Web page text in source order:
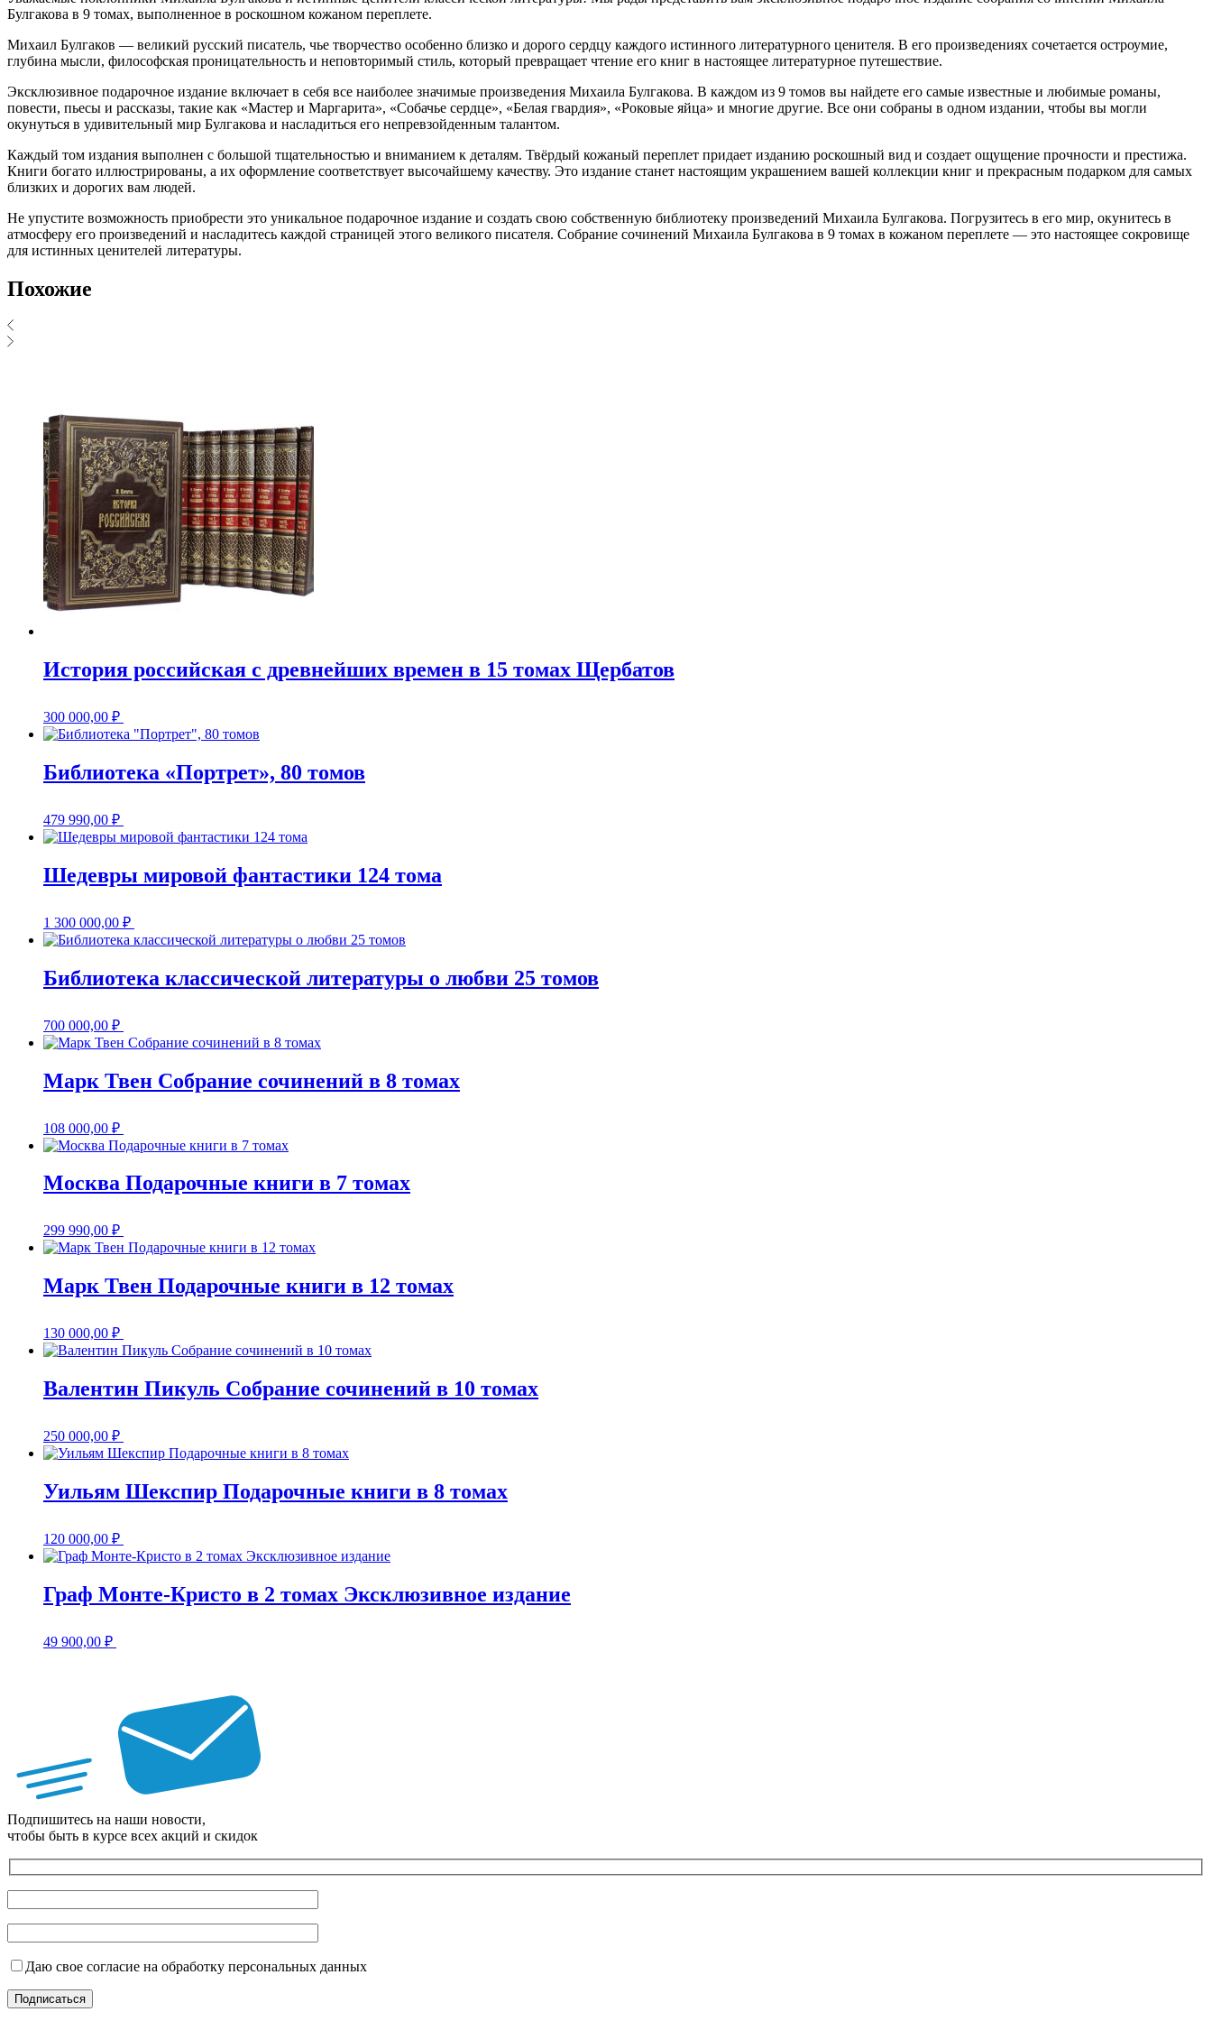
Булгакова в 9 томах, выполненное в роскошном кожаном переплете.
Михаил Булгаков — великий русский писатель, чье творчество особенно близко и дорого сердцу каждого истинного литературного ценителя. В его произведениях сочетается остроумие,
глубина мысли, философская проницательность и неповторимый стиль, который превращает чтение его книг в настоящее литературное путешествие.
Эксклюзивное подарочное издание включает в себя все наиболее значимые произведения Михаила Булгакова. В каждом из 9 томов вы найдете его самые известные и любимые романы,
повести, пьесы и рассказы, такие как «Мастер и Маргарита», «Собачье сердце», «Белая гвардия», «Роковые яйца» и многие другие. Все они собраны в одном издании, чтобы вы могли
окунуться в удивительный мир Булгакова и насладиться его непревзойденным талантом.
Каждый том издания выполнен с большой тщательностью и вниманием к деталям. Твёрдый кожаный переплет придает изданию роскошный вид и создает ощущение прочности и престижа.
Книги богато иллюстрированы, а их оформление соответствует высочайшему качеству. Это издание станет настоящим украшением вашей коллекции книг и прекрасным подарком для самых
близких и дорогих вам людей.
Не упустите возможность приобрести это уникальное подарочное издание и создать свою собственную библиотеку произведений Михаила Булгакова. Погрузитесь в его мир, окунитесь в
атмосферу его произведений и насладитесь каждой страницей этого великого писателя. Собрание сочинений Михаила Булгакова в 9 томах в кожаном переплете — это настоящее сокровище
для истинных ценителей литературы.
Похожие
История российская с древнейших времен в 15 томах Щербатов
300 000,00 ₽
Библиотека «Портрет», 80 томов
479 990,00 ₽
Шедевры мировой фантастики 124 тома
1 300 000,00 ₽
Библиотека классической литературы о любви 25 томов
700 000,00 ₽
Марк Твен Собрание сочинений в 8 томах
108 000,00 ₽
Москва Подарочные книги в 7 томах
299 990,00 ₽
Марк Твен Подарочные книги в 12 томах
130 000,00 ₽
Валентин Пикуль Собрание сочинений в 10 томах
250 000,00 ₽
Уильям Шекспир Подарочные книги в 8 томах
120 000,00 ₽
Граф Монте-Кристо в 2 томах Эксклюзивное издание
49 900,00 ₽
Подпишитесь на наши новости,
чтобы быть в курсе всех акций и скидок
Даю свое согласие на обработку персональных данных